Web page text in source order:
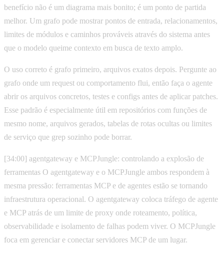
benefício não é um diagrama mais bonito; é um ponto de partida
melhor. Um grafo pode mostrar pontos de entrada, relacionamentos,
limites de módulos e caminhos prováveis através do sistema antes
que o modelo queime contexto em busca de texto amplo.
O uso correto é grafo primeiro, arquivos exatos depois. Pergunte ao
grafo onde um request ou comportamento flui, então faça o agente
abrir os arquivos concretos, testes e configs antes de aplicar patches.
Esse padrão é especialmente útil em repositórios com funções de
mesmo nome, arquivos gerados, tabelas de rotas ocultas ou limites
de serviço que grep sozinho pode borrar.
[34:00] agentgateway e MCPJungle: controlando a explosão de
ferramentas O agentgateway e o MCPJungle ambos respondem à
mesma pressão: ferramentas MCP e de agentes estão se tornando
infraestrutura operacional. O agentgateway coloca tráfego de agente
e MCP atrás de um limite de proxy onde roteamento, política,
observabilidade e isolamento de falhas podem viver. O MCPJungle
foca em gerenciar e conectar servidores MCP de um lugar.